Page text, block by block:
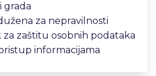
grada
za nepravilnosti
za zaštitu osobnih podataka
informacijama